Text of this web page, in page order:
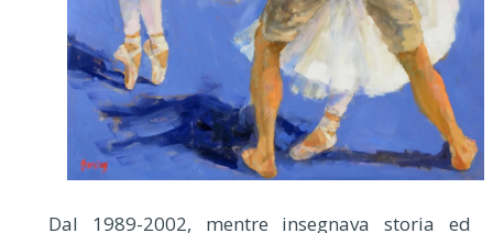
Dal 1989-2002, mentre insegnava storia ed